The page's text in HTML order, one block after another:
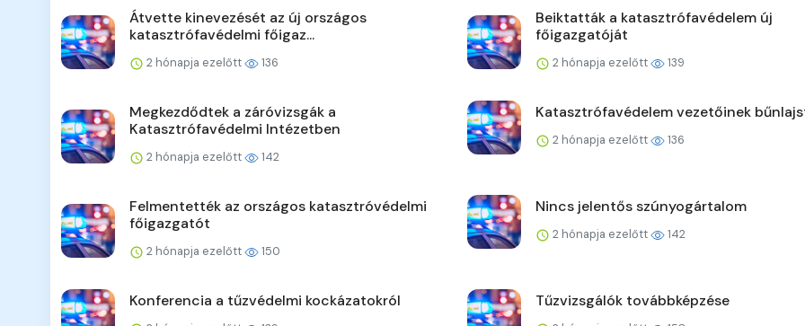
Átvette kinevezését az új országos
katasztrófavédelmi főigaz...
2 hónapja ezelőtt 136
Beiktatták a katasztrófavédelem új
főigazgatóját
2 hónapja ezelőtt 139
Megkezdődtek a záróvizsgák a
Katasztrófavédelmi Intézetben
2 hónapja ezelőtt 142
Katasztrófavédelem vezetőinek
2 hónapja ezelőtt 136
Felmentették az országos katasztróvédelmi
főigazgatót
2 hónapja ezelőtt 150
Nincs jelentős szúnyogártalom
2 hónapja ezelőtt 142
Konferencia a tűzvédelmi kockázatokról Tűzvizsgálók továbbképzése